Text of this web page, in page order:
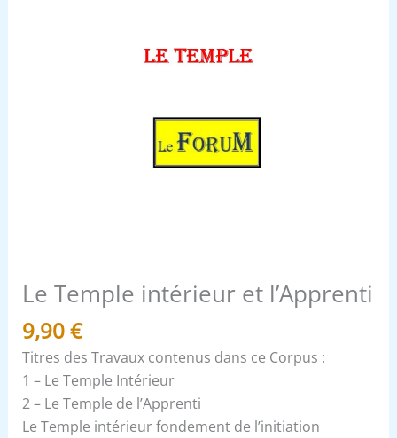
Le Temple intérieur et l’Apprenti
9,90€
Titres des Travaux contenus dans ce Corpus :
1 – Le Temple Intérieur
2 – Le Temple de l’Apprenti
Le Temple intérieur fondement de l’initiation